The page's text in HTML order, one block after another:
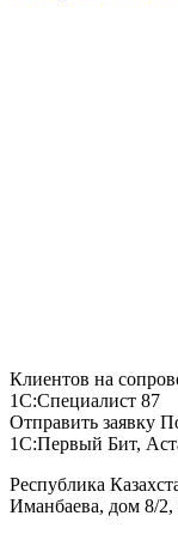
Клиентов на
1С:Специалист 87
Отправить заявку
1С:Первый Бит,
Республика
Иманбаева, дом 8/2,